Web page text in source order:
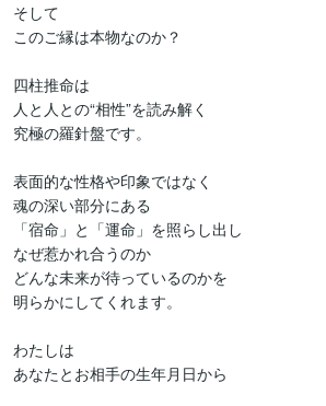
そして
このご縁は本物なのか？
四柱推命は
人と人との“相性”を読み解く
究極の羅針盤です。
表面的な性格や印象ではなく
魂の深い部分にある
「宿命」と「運命」を照らし出し
なぜ惹かれ合うのか
どんな未来が待っているのかを
明らかにしてくれます。
わたしは
あなたとお相手の生年月日から